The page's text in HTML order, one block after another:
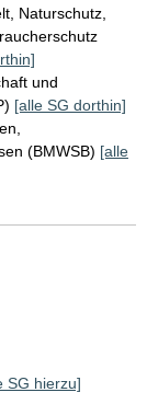
Naturschutz,
und
[alle SG dorthin]
(BMWSB) [alle
SG hierzu]